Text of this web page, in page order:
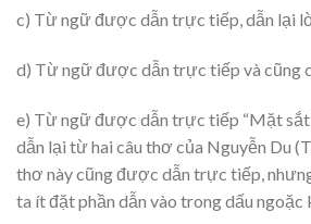
c) Từ ngữ được dẫn trực tiếp, dẫn lại
d) Từ ngữ được dẫn trực tiếp và cũng
e) Từ ngữ được dẫn trực tiếp “Mặt
dẫn lại từ hai câu thơ của Nguyễn Du
thơ này cũng được dẫn trực tiếp,
ta ít đặt phần dẫn vào trong dấu ngoặc